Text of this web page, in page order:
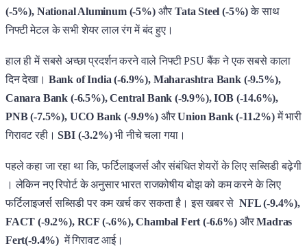
(-5%), National Aluminum (-5%) औरTata Steel (-5%)के साथ
निफ्टी मेटल के सभी शेयर लाल रंग में बंद हुए।
हाल ही में सबसे अच्छा प्रदर्शन करने वाले निफ्टी PSU बैंक ने एक सबसे काला
दिन देखा। Bank of India (-6.9%), Maharashtra Bank (-9.5%),
Canara Bank (-6.5%), Central Bank (-9.9%), IOB (-14.6%),
PNB (-7.5%), UCO Bank (-9.9%) औरUnion Bank (-11.2%)में भारी
गिरावट रही।SBI (-3.2%)भी नीचे चला गया।
पहले कहा जा रहा था कि, फर्टिलाइजर्स और संबंधित शेयरों के लिए सब्सिडी बढ़ेगी
। लेकिन नए रिपोर्ट के अनुसार भारत राजकोषीय बोझ को कम करने के लिए
फर्टिलाइजर्स सब्सिडी पर कम खर्च कर सकता है। इस खबर से NFL (-9.4%),
FACT (-9.2%), RCF (-.6%), Chambal Fert (-6.6%) औरMadras
Fert(-9.4%) में गिरावट आई।